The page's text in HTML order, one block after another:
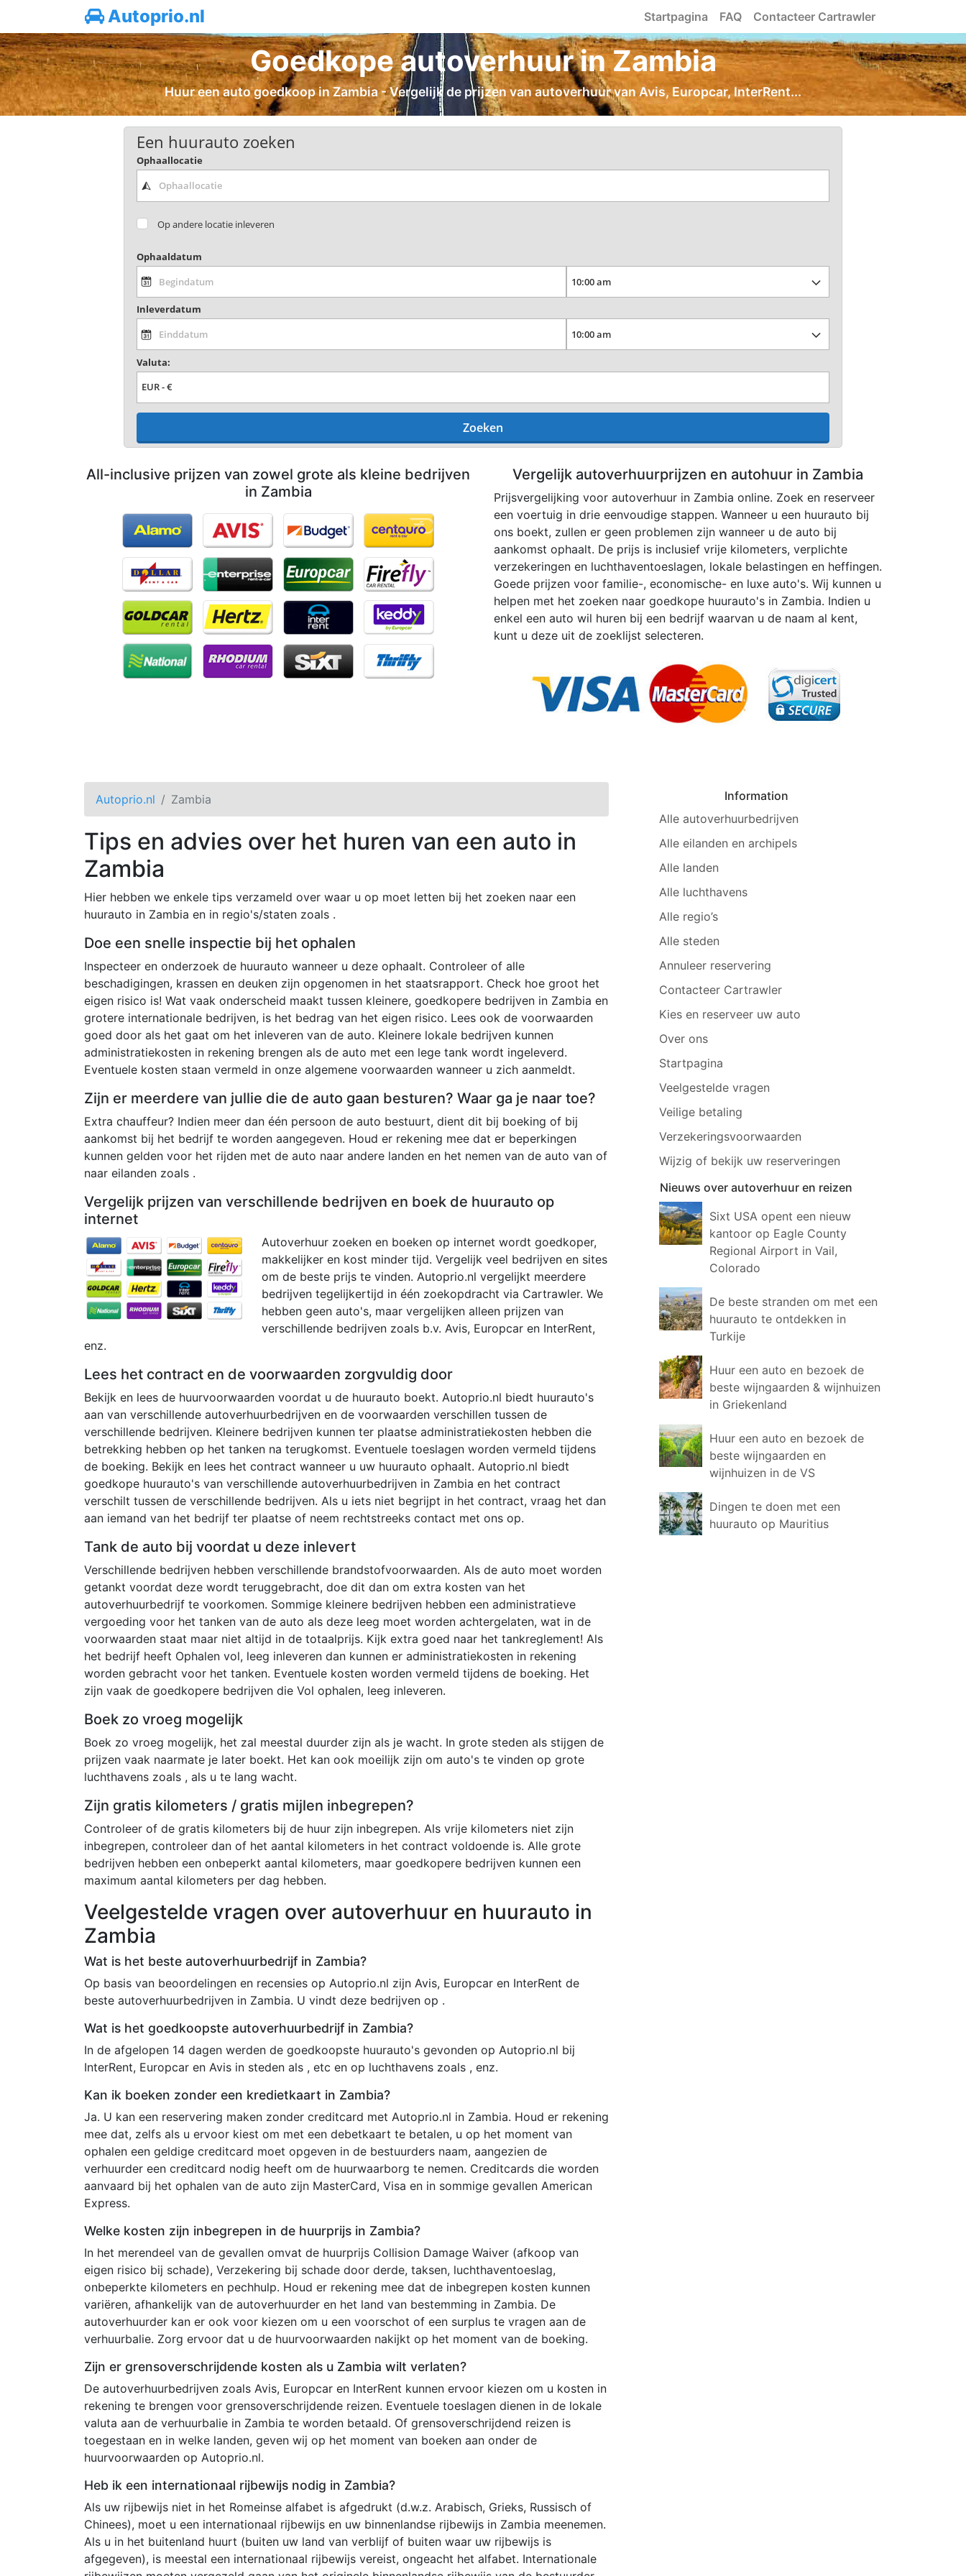
Autoprio.nl Startpagina FAQ Contacteer Cartrawler
Goedkope autoverhuur in Zambia
Huur een auto goedkoop in Zambia - Vergelijk de prijzen van autoverhuur van Avis, Europcar, InterRent...
Een huurauto zoeken
Ophaallocatie
Op andere locatie inleveren
Ophaaldatum
Inleverdatum
Valuta:
Zoeken
All-inclusive prijzen van zowel grote als kleine bedrijven
in Zambia
Vergelijk autoverhuurprijzen en autohuur in Zambia
Prijsvergelijking voor autoverhuur in Zambia online. Zoek en reserveer
een voertuig in drie eenvoudige stappen. Wanneer u een huurauto bij
ons boekt, zullen er geen problemen zijn wanneer u de auto bij
aankomst ophaalt. De prijs is inclusief vrije kilometers, verplichte
verzekeringen en luchthaventoeslagen, lokale belastingen en heffingen.
Goede prijzen voor familie-, economische- en luxe auto's. Wij kunnen u
helpen met het zoeken naar goedkope huurauto's in Zambia. Indien u
enkel een auto wil huren bij een bedrijf waarvan u de naam al kent,
kunt u deze uit de zoeklijst selecteren.
Autoprio.nl Zambia
Tips en advies over het huren van een auto in
Zambia
Hier hebben we enkele tips verzameld over waar u op moet letten bij het zoeken naar een
huurauto in Zambia en in regio's/staten zoals .
Doe een snelle inspectie bij het ophalen
Inspecteer en onderzoek de huurauto wanneer u deze ophaalt. Controleer of alle
beschadigingen, krassen en deuken zijn opgenomen in het staatsrapport. Check hoe groot het
eigen risico is! Wat vaak onderscheid maakt tussen kleinere, goedkopere bedrijven in Zambia en
grotere internationale bedrijven, is het bedrag van het eigen risico. Lees ook de voorwaarden
goed door als het gaat om het inleveren van de auto. Kleinere lokale bedrijven kunnen
administratiekosten in rekening brengen als de auto met een lege tank wordt ingeleverd.
Eventuele kosten staan ​​vermeld in onze algemene voorwaarden wanneer u zich aanmeldt.
Zijn er meerdere van jullie die de auto gaan besturen? Waar ga je naar toe?
Extra chauffeur? Indien meer dan één persoon de auto bestuurt, dient dit bij boeking of bij
aankomst bij het bedrijf te worden aangegeven. Houd er rekening mee dat er beperkingen
kunnen gelden voor het rijden met de auto naar andere landen en het nemen van de auto van of
naar eilanden zoals .
Vergelijk prijzen van verschillende bedrijven en boek de huurauto op
internet
Autoverhuur zoeken en boeken op internet wordt goedkoper,
makkelijker en kost minder tijd. Vergelijk veel bedrijven en sites
om de beste prijs te vinden. Autoprio.nl vergelijkt meerdere
bedrijven tegelijkertijd in één zoekopdracht via Cartrawler. We
hebben geen auto's, maar vergelijken alleen prijzen van
verschillende bedrijven zoals b.v. Avis, Europcar en InterRent,
enz.
Lees het contract en de voorwaarden zorgvuldig door
Bekijk en lees de huurvoorwaarden voordat u de huurauto boekt. Autoprio.nl biedt huurauto's
aan van verschillende autoverhuurbedrijven en de voorwaarden verschillen tussen de
verschillende bedrijven. Kleinere bedrijven kunnen ter plaatse administratiekosten hebben die
betrekking hebben op het tanken na terugkomst. Eventuele toeslagen worden vermeld tijdens
de boeking. Bekijk en lees het contract wanneer u uw huurauto ophaalt. Autoprio.nl biedt
goedkope huurauto's van verschillende autoverhuurbedrijven in Zambia en het contract
verschilt tussen de verschillende bedrijven. Als u iets niet begrijpt in het contract, vraag het dan
aan iemand van het bedrijf ter plaatse of neem rechtstreeks contact met ons op.
Tank de auto bij voordat u deze inlevert
Verschillende bedrijven hebben verschillende brandstofvoorwaarden. Als de auto moet worden
getankt voordat deze wordt teruggebracht, doe dit dan om extra kosten van het
autoverhuurbedrijf te voorkomen. Sommige kleinere bedrijven hebben een administratieve
vergoeding voor het tanken van de auto als deze leeg moet worden achtergelaten, wat in de
voorwaarden staat maar niet altijd in de totaalprijs. Kijk extra goed naar het tankreglement! Als
het bedrijf heeft Ophalen vol, leeg inleveren dan kunnen er administratiekosten in rekening
worden gebracht voor het tanken. Eventuele kosten worden vermeld tijdens de boeking. Het
zijn vaak de goedkopere bedrijven die Vol ophalen, leeg inleveren.
Boek zo vroeg mogelijk
Boek zo vroeg mogelijk, het zal meestal duurder zijn als je wacht. In grote steden als stijgen de
prijzen vaak naarmate je later boekt. Het kan ook moeilijk zijn om auto's te vinden op grote
luchthavens zoals , als u te lang wacht.
Zijn gratis kilometers / gratis mijlen inbegrepen?
Controleer of de gratis kilometers bij de huur zijn inbegrepen. Als vrije kilometers niet zijn
inbegrepen, controleer dan of het aantal kilometers in het contract voldoende is. Alle grote
bedrijven hebben een onbeperkt aantal kilometers, maar goedkopere bedrijven kunnen een
maximum aantal kilometers per dag hebben.
Veelgestelde vragen over autoverhuur en huurauto in
Zambia
Wat is het beste autoverhuurbedrijf in Zambia?
Op basis van beoordelingen en recensies op Autoprio.nl zijn Avis, Europcar en InterRent de
beste autoverhuurbedrijven in Zambia. U vindt deze bedrijven op .
Wat is het goedkoopste autoverhuurbedrijf in Zambia?
In de afgelopen 14 dagen werden de goedkoopste huurauto's gevonden op Autoprio.nl bij
InterRent, Europcar en Avis in steden als , etc en op luchthavens zoals , enz.
Kan ik boeken zonder een kredietkaart in Zambia?
Ja. U kan een reservering maken zonder creditcard met Autoprio.nl in Zambia. Houd er rekening
mee dat, zelfs als u ervoor kiest om met een debetkaart te betalen, u op het moment van
ophalen een geldige creditcard moet opgeven in de bestuurders naam, aangezien de
verhuurder een creditcard nodig heeft om de huurwaarborg te nemen. Creditcards die worden
aanvaard bij het ophalen van de auto zijn MasterCard, Visa en in sommige gevallen American
Express.
Welke kosten zijn inbegrepen in de huurprijs in Zambia?
In het merendeel van de gevallen omvat de huurprijs Collision Damage Waiver (afkoop van
eigen risico bij schade), Verzekering bij schade door derde, taksen, luchthaventoeslag,
onbeperkte kilometers en pechhulp. Houd er rekening mee dat de inbegrepen kosten kunnen
variëren, afhankelijk van de autoverhuurder en het land van bestemming in Zambia. De
autoverhuurder kan er ook voor kiezen om u een voorschot of een surplus te vragen aan de
verhuurbalie. Zorg ervoor dat u de huurvoorwaarden nakijkt op het moment van de boeking.
Zijn er grensoverschrijdende kosten als u Zambia wilt verlaten?
De autoverhuurbedrijven zoals Avis, Europcar en InterRent kunnen ervoor kiezen om u kosten in
rekening te brengen voor grensoverschrijdende reizen. Eventuele toeslagen dienen in de lokale
valuta aan de verhuurbalie in Zambia te worden betaald. Of grensoverschrijdend reizen is
toegestaan en in welke landen, geven wij op het moment van boeken aan onder de
huurvoorwaarden op Autoprio.nl.
Heb ik een internationaal rijbewijs nodig in Zambia?
Als uw rijbewijs niet in het Romeinse alfabet is afgedrukt (d.w.z. Arabisch, Grieks, Russisch of
Chinees), moet u een internationaal rijbewijs en uw binnenlandse rijbewijs in Zambia meenemen.
Als u in het buitenland huurt (buiten uw land van verblijf of buiten waar uw rijbewijs is
afgegeven), is meestal een internationaal rijbewijs vereist, ongeacht het alfabet. Internationale
Information
Alle autoverhuurbedrijven
Alle eilanden en archipels
Alle landen
Alle luchthavens
Alle regio’s
Alle steden
Annuleer reservering
Contacteer Cartrawler
Kies en reserveer uw auto
Over ons
Startpagina
Veelgestelde vragen
Veilige betaling
Verzekeringsvoorwaarden
Wijzig of bekijk uw reserveringen
Nieuws over autoverhuur en reizen
Sixt USA opent een nieuw
kantoor op Eagle County
Regional Airport in Vail,
Colorado
De beste stranden om met een
huurauto te ontdekken in
Turkije
Huur een auto en bezoek de
beste wijngaarden & wijnhuizen
in Griekenland
Huur een auto en bezoek de
beste wijngaarden en
wijnhuizen in de VS
Dingen te doen met een
huurauto op Mauritius